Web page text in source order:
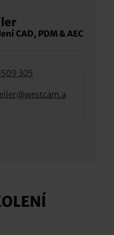
CAD, PDM & AEC
305